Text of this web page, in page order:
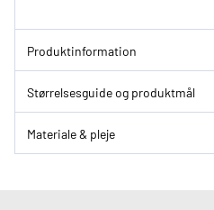
Produktinformation
Størrelsesguide og produktmål
Materiale & pleje